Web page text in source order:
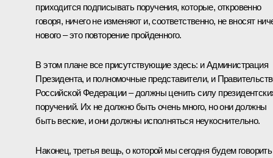
приходится подписывать поручения, которые, откровенно
говоря, ничего не изменяют и, соответственно, не вносят
нового – это повторение пройденного.
В этом плане все присутствующие здесь: и Администрация
Президента, и полномочные представители, и
Российской Федерации – должны ценить силу
поручений. Их не должно быть очень много, но они должны
быть веские, и они должны исполняться неукоснительно.
Наконец, третья вещь, о которой мы сегодня будем говорить